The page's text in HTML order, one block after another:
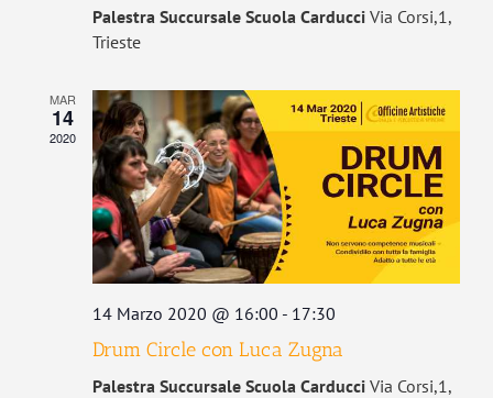
Palestra Succursale Scuola Carducci Via Corsi,1,
Trieste
MAR
14
2020
14 Marzo 2020 @ 16:00 - 17:30
Drum Circle con Luca Zugna
Palestra Succursale Scuola Carducci Via Corsi,1,